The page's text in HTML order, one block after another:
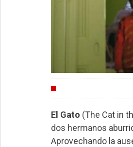
El Gato (The Cat in
dos hermanos
Aprovechando la